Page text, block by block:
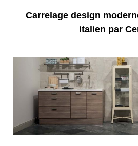
Carrelage design
italien par